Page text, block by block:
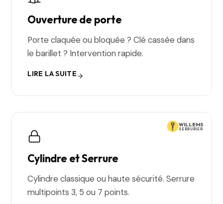
Ouverture de porte
Porte claquée ou bloquée ? Clé cassée dans
le barillet ? Intervention rapide.
LIRE LA SUITE
WILLEMS
SERRURIER
Cylindre et Serrure
Cylindre classique ou haute sécurité. Serrure
multipoints 3, 5 ou 7 points.